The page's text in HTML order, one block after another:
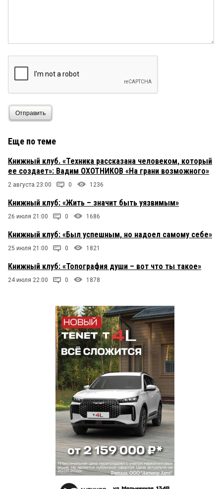
Отправить
Еще по теме
Книжный клуб. «Техника рассказана человеком, который
ее создает»: Вадим ОХОТНИКОВ «На грани возможного»
2 августа 23:00 0 1236
Книжный клуб: «Жить – значит быть уязвимым»
26 июля 21:00 0 1686
Книжный клуб: «Был успешным, но надоел самому себе»
25 июля 21:00 0 1821
Книжный клуб: «Топография души – вот что ты такое»
24 июля 22:00 0 1878